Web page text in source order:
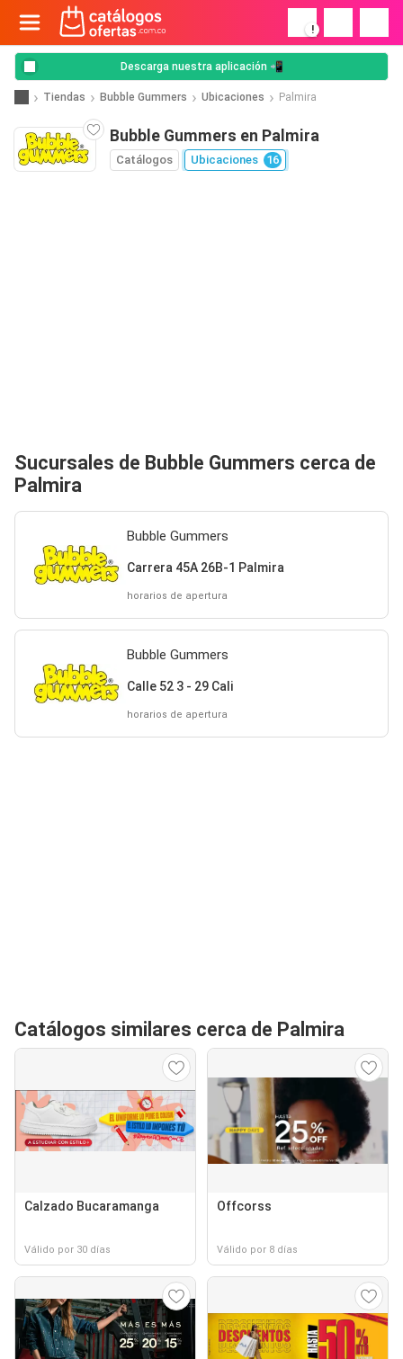
!
Descarga nuestra aplicación 📲
Tiendas Bubble Gummers Ubicaciones Palmira
Bubble Gummers en Palmira
Catálogos Ubicaciones 16
Sucursales de Bubble Gummers cerca de
Palmira
Bubble Gummers
Carrera 45A 26B-1 Palmira
horarios de apertura
Bubble Gummers
Calle 52 3 - 29 Cali
horarios de apertura
Catálogos similares cerca de Palmira
Calzado Bucaramanga
Válido por 30 días
Offcorss
Válido por 8 días